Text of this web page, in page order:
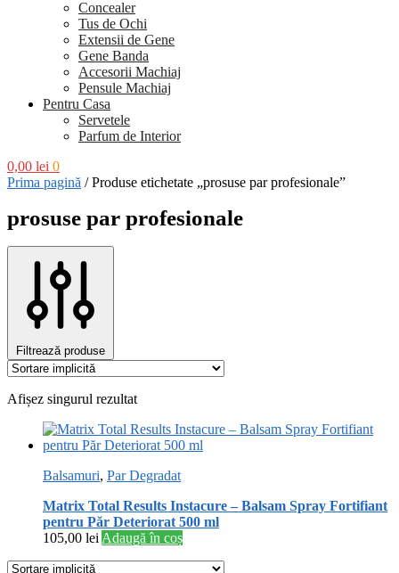
Concealer
Tus de Ochi
Extensii de Gene
Gene Banda
Accesorii Machiaj
Pensule Machiaj
Pentru Casa
Servetele
Parfum de Interior
0,00 lei 0
Prima pagină /Produse etichetate „prosuse par profesionale”
prosuse par profesionale
Filtrează produse
Afișez singurul rezultat
Balsamuri, Par Degradat
Matrix Total Results Instacure – Balsam Spray Fortifiant
pentru Păr Deteriorat 500 ml
105,00 lei Adaugă în coș